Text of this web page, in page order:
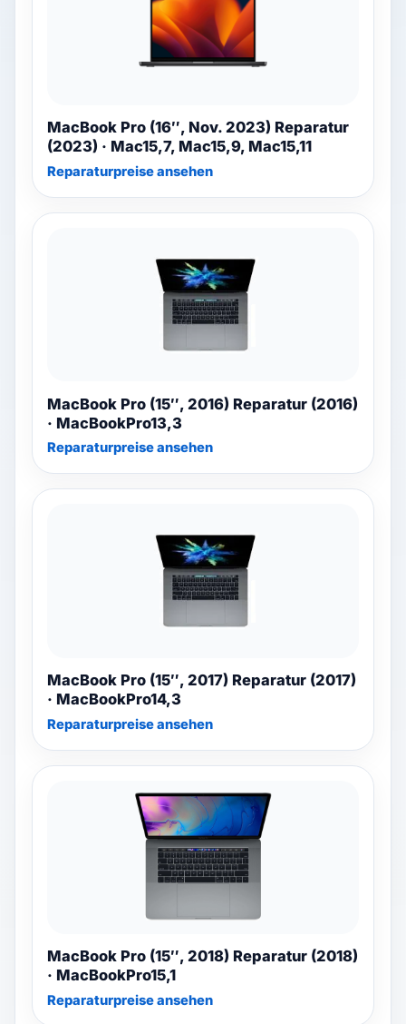
MacBook Pro (16″, Nov. 2023) Reparatur
(2023) · Mac15,7, Mac15,9, Mac15,11
Reparaturpreise ansehen
MacBook Pro (15″, 2016) Reparatur (2016)
· MacBookPro13,3
Reparaturpreise ansehen
MacBook Pro (15″, 2017) Reparatur (2017)
· MacBookPro14,3
Reparaturpreise ansehen
MacBook Pro (15″, 2018) Reparatur (2018)
· MacBookPro15,1
Reparaturpreise ansehen